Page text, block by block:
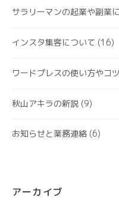
サラリーマンの起業や副業
インスタ集客について (16)
ワードプレスの使い方やコツ
秋山アキラの新説 (9)
お知らせと業務連絡 (6)
アーカイブ